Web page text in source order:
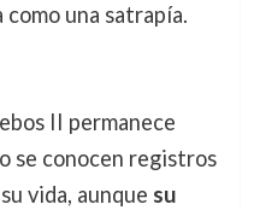
una satrapía.
II permanece
se conocen registros
vida, aunque su